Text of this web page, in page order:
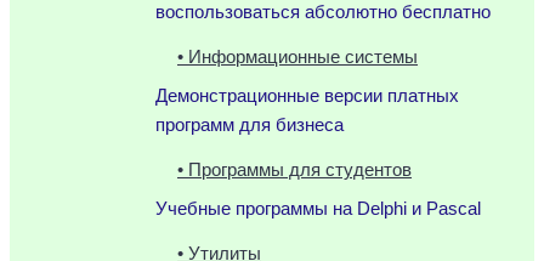
воспользоваться абсолютно бесплатно
• Информационные системы
Демонстрационные версии платных
программ для бизнеса
• Программы для студентов
Учебные программы на Delphi и Pascal
• Утилиты